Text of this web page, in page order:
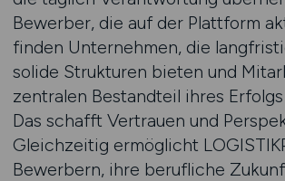
Bewerber, die auf der Plattform
finden Unternehmen, die
solide Strukturen bieten und
zentralen Bestandteil ihres
Das schafft Vertrauen und
Gleichzeitig ermöglicht
Bewerbern, ihre berufliche